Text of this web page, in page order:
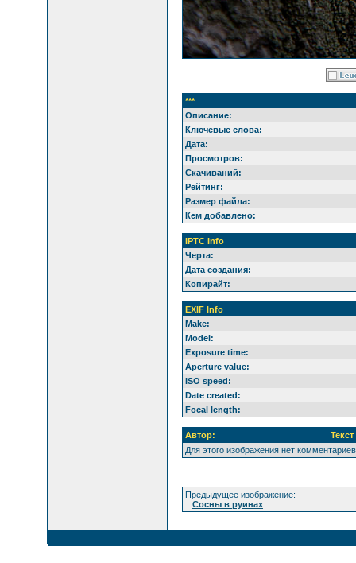
***
Описание:
Ключевые слова:
Дата:
Просмотров:
Скачиваний:
Рейтинг:
Размер файла:
Кем добавлено:
IPTC Info
Черта:
Дата создания:
Копирайт:
EXIF Info
Make:
Model:
Exposure time:
Aperture value:
ISO speed:
Date created:
Focal length:
Автор:
Для этого изображения нет комментариев
Предыдущее изображение:
Сосны в руинах